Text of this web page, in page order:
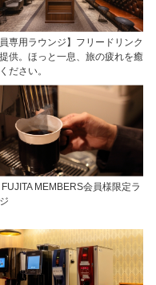
員専用ラウンジ】フリードリンク
供。ほっと一息、旅の疲れを癒
ださい。
MEMBERS会員様限定ラ